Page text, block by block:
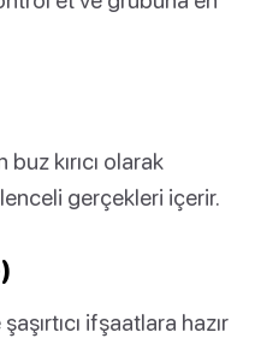
kırıcı olarak
gerçekleri içerir.
ifşaatlara hazır